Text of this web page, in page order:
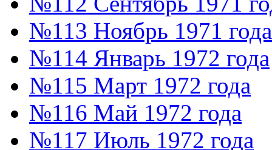
№113 Ноябрь 1971 года
№114 Январь 1972 года
№115 Март 1972 года
№116 Май 1972 года
№117 Июль 1972 года